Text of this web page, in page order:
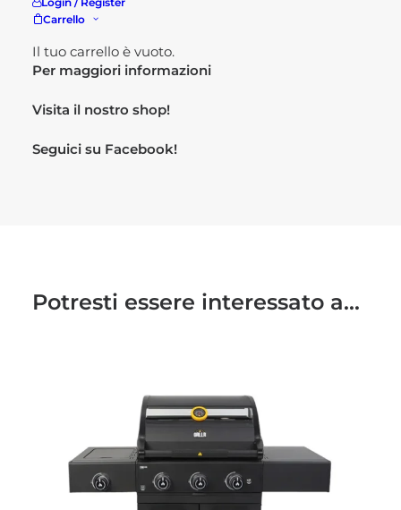
Carrello
Il tuo carrello è vuoto.
Materiale: alluminio, corda
Per maggiori informazioni
Visita il nostro shop!
Seguici su Facebook!
Potresti essere interessato a...